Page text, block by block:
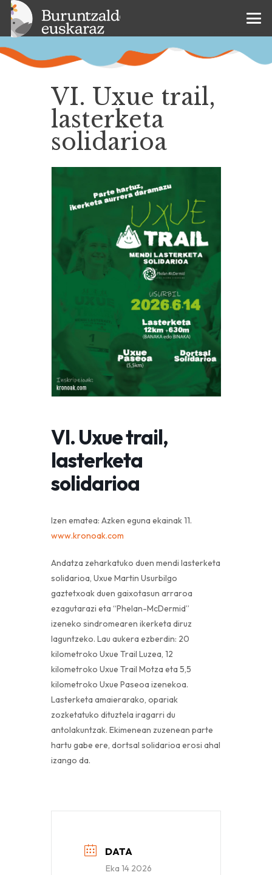
VI. Uxue trail,
lasterketa
solidarioa
VI. Uxue trail,
lasterketa
solidarioa
Izen ematea: Azken eguna ekainak 11.
www.kronoak.com
Andatza zeharkatuko duen mendi lasterketa
solidarioa, Uxue Martin Usurbilgo
gaztetxoak duen gaixotasun arraroa
ezagutarazi eta “Phelan-McDermid”
izeneko sindromearen ikerketa diruz
laguntzeko. Lau aukera ezberdin: 20
kilometroko Uxue Trail Luzea, 12
kilometroko Uxue Trail Motza eta 5,5
kilometroko Uxue Paseoa izenekoa.
Lasterketa amaierarako, opariak
zozketatuko dituztela iragarri du
antolakuntzak. Ekimenean zuzenean parte
hartu gabe ere, dortsal solidarioa erosi ahal
izango da.
DATA
Eka 14 2026